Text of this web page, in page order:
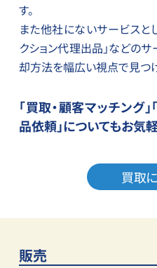
す。
また他社にないサービスと
クション代理出品」などの
却方法を幅広い視点で見つ
「買取・顧客マッチング
品依頼」についてもお気
買取
販売